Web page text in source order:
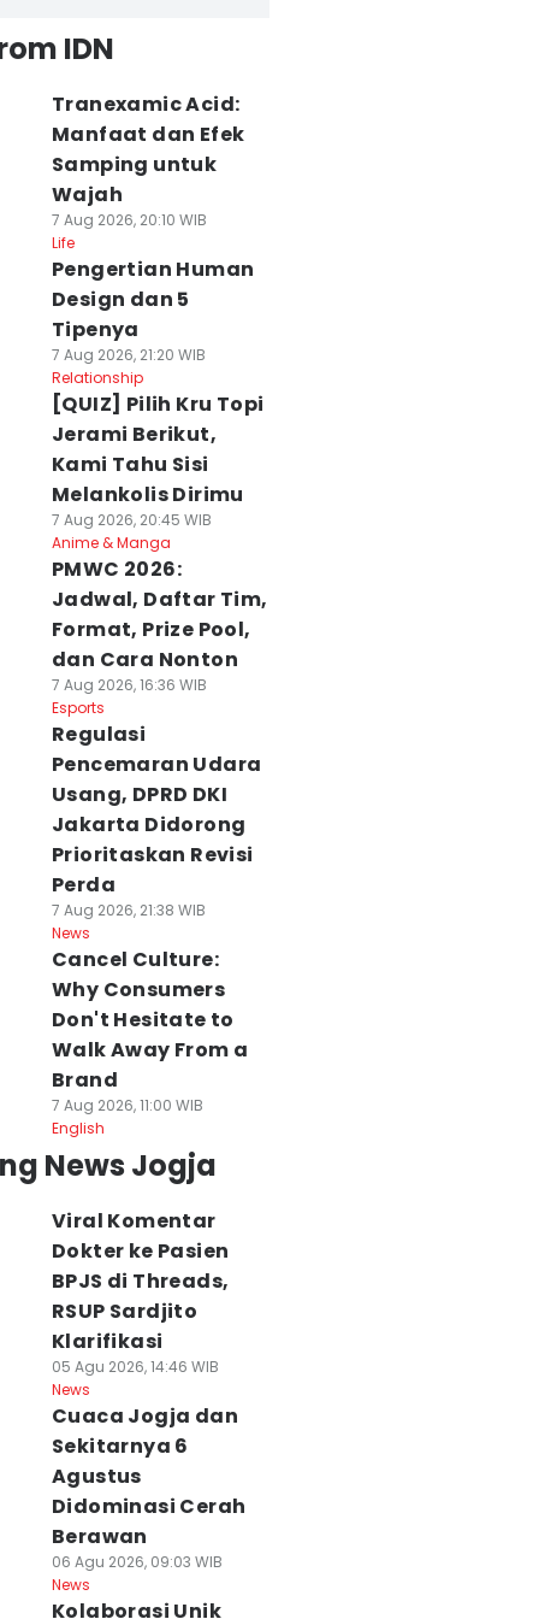
IDN
Tranexamic Acid:
Manfaat dan Efek
Samping untuk
Wajah
7 Aug 2026, 20:10 WIB
Life
Pengertian Human
Design dan 5
Tipenya
7 Aug 2026, 21:20 WIB
Relationship
[QUIZ] Pilih Kru Topi
Jerami Berikut,
Kami Tahu Sisi
Melankolis Dirimu
7 Aug 2026, 20:45 WIB
Anime & Manga
PMWC 2026:
Jadwal, Daftar Tim,
Format, Prize Pool,
dan Cara Nonton
7 Aug 2026, 16:36 WIB
Esports
Regulasi
Pencemaran Udara
Usang, DPRD DKI
Jakarta Didorong
Prioritaskan Revisi
Perda
7 Aug 2026, 21:38 WIB
News
Cancel Culture:
Why Consumers
Don't Hesitate to
Walk Away From a
Brand
7 Aug 2026, 11:00 WIB
English
News Jogja
Viral Komentar
Dokter ke Pasien
BPJS di Threads,
RSUP Sardjito
Klarifikasi
05 Agu 2026, 14:46 WIB
News
Cuaca Jogja dan
Sekitarnya 6
Agustus
Didominasi Cerah
Berawan
06 Agu 2026, 09:03 WIB
News
Kolaborasi Unik